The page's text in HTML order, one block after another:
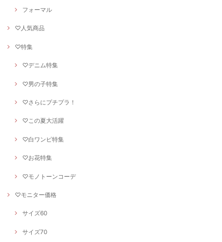
フォーマル
♡人気商品
♡特集
♡デニム特集
♡男の子特集
♡さらにプチプラ！
♡この夏大活躍
♡白ワンピ特集
♡お花特集
♡モノトーンコーデ
♡モニター価格
サイズ60
サイズ70